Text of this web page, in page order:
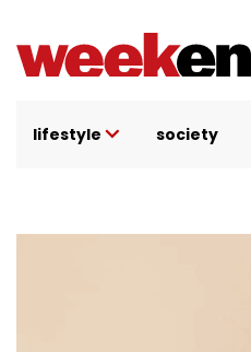
Inhalt
lifestyle society